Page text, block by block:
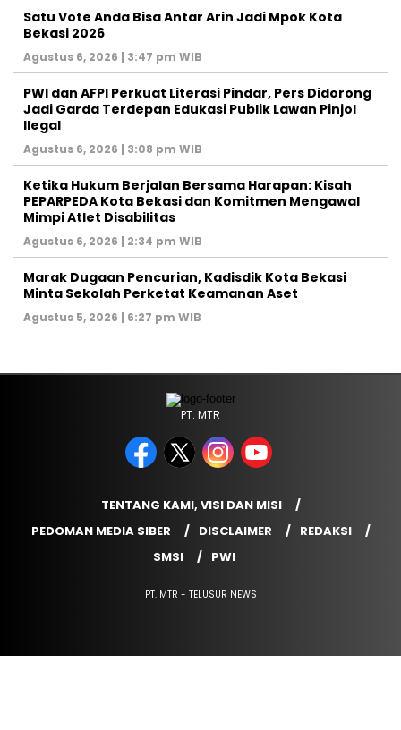
Satu Vote Anda Bisa Antar Arin Jadi Mpok Kota
Bekasi 2026
Agustus 6, 2026 | 3:47 pm WIB
PWI dan AFPI Perkuat Literasi Pindar, Pers Didorong
Jadi Garda Terdepan Edukasi Publik Lawan Pinjol
Ilegal
Agustus 6, 2026 | 3:08 pm WIB
Ketika Hukum Berjalan Bersama Harapan: Kisah
PEPARPEDA Kota Bekasi dan Komitmen Mengawal
Mimpi Atlet Disabilitas
Agustus 6, 2026 | 2:34 pm WIB
‎Marak Dugaan Pencurian, Kadisdik Kota Bekasi
Minta Sekolah Perketat Keamanan Aset
Agustus 5, 2026 | 6:27 pm WIB
PT. MTR
TENTANG KAMI, VISI DAN MISI
PEDOMAN MEDIA SIBER
DISCLAIMER
REDAKSI
SMSI
PWI
PT. MTR - TELUSUR NEWS